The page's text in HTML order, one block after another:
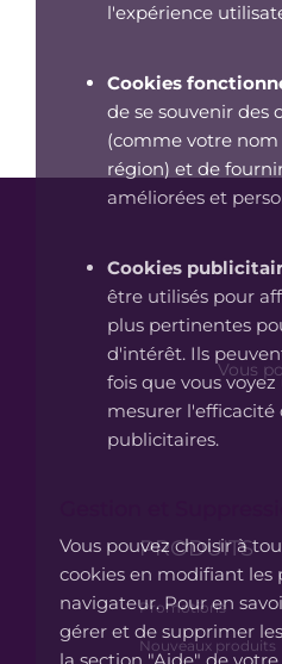
l'expérience
Cookies
de se souvenir des
(comme votre
région) et de
améliorées et
Cookies
être utilisés pour
plus pertinentes
d'intérêt. Ils
fois que vous
mesurer l'efficacité
publicitaires.
Vous pouvez choisir à
cookies en modifiant les
navigateur. Pour en
gérer et de supprimer
Vous
PRODUITS
Promotions
Nouveaux produits